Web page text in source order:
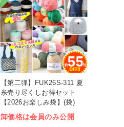
【第二弾】FUK26S-311 夏
糸売り尽くしお得セット
【2026お楽しみ袋】(袋)
卸価格は会員のみ公開